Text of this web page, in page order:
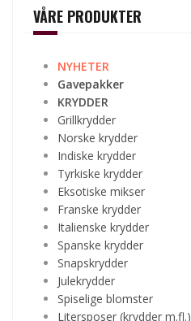
VÅRE PRODUKTER
NYHETER
Gavepakker
KRYDDER
Grillkrydder
Norske krydder
Indiske krydder
Tyrkiske krydder
Eksotiske mikser
Franske krydder
Italienske krydder
Spanske krydder
Snapskrydder
Julekrydder
Spiselige blomster
Litersposer (krydder m.fl.)